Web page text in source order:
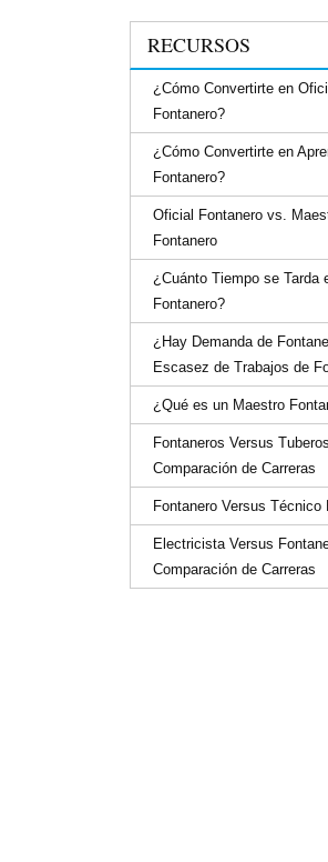
RECURSOS
¿Cómo Convertirte en
Fontanero?
¿Cómo Convertirte en
Fontanero?
Oficial Fontanero vs.
Fontanero
¿Cuánto Tiempo se Tarda
Fontanero?
¿Hay Demanda de
Escasez de Trabajos de
¿Qué es un Maestro
Fontaneros Versus
Comparación de Carreras
Fontanero Versus Técnico
Electricista Versus
Comparación de Carreras